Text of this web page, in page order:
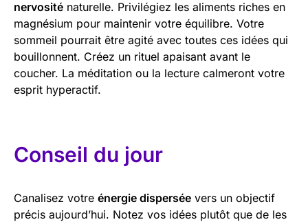
nervosité naturelle. Privilégiez les aliments riches en
magnésium pour maintenir votre équilibre. Votre
sommeil pourrait être agité avec toutes ces idées qui
bouillonnent. Créez un rituel apaisant avant le
coucher. La méditation ou la lecture calmeront votre
esprit hyperactif.
Conseil du jour
Canalisez votre énergie dispersée vers un objectif
précis aujourd’hui. Notez vos idées plutôt que de les